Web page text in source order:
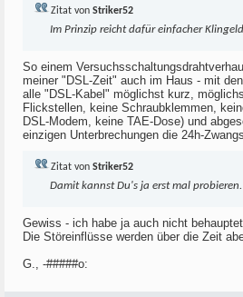
Zitat von Striker52
Im Prinzip reicht dafür einfacher
So einem
meiner "DSL-Zeit" auch im Haus - mit
alle "DSL-Kabel" möglichst kurz,
Flickstellen, keine Schraubklemmen,
DSL-Modem, keine TAE-Dose) und
einzigen Unterbrechungen die 24h-
Zitat von Striker52
Damit kannst Du's ja erst mal probieren.
Gewiss - ich habe ja auch nicht
Die Störeinflüsse werden über die Zeit
G., -#####o: